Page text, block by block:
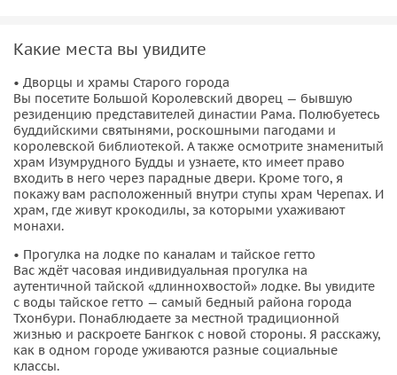
столицы, чистка кармы, обсуждение Буддизма и
поражают слушателей.
Экскурсию проведу я или мой коллега, во дворце вас
сопроводит тайский русскоговорящий гид.
Какие места вы увидите
‭• Дворцы и храмы Старого города
Вы посетите Большой Королевский дворец — бывшую
резиденцию представителей династии Рама. Полюбуетесь
буддийскими святынями, роскошными пагодами и
королевской библиотекой. А также осмотрите знаменитый
храм Изумрудного Будды и узнаете, кто имеет право
входить в него через парадные двери. Кроме того, я
покажу вам расположенный внутри ступы храм Черепах. И
храм, где живут крокодилы, за которыми ухаживают
монахи.
‭• Прогулка на лодке по каналам и тайское гетто
Вас ждёт часовая индивидуальная прогулка на
аутентичной тайской «длиннохвостой» лодке. Вы увидите
с воды тайское гетто — самый бедный района города
Тхонбури. Понаблюдаете за местной традиционной
жизнью и раскроете Бангкок с новой стороны. Я расскажу,
как в одном городе уживаются разные социальные
классы.